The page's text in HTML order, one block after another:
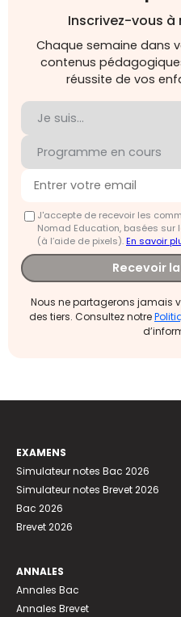
Inscrivez-vous
Chaque semaine dans
contenus
réussite de vos
J'accepte de recevoir les
Nomad Education, basées
(à l’aide de pixels).En savoir
Recevoir
Nous ne partagerons jamais
des tiers. Consultez notre
EXAMENS
Simulateur notes Bac 2026
Simulateur notes Brevet 2026
Bac 2026
Brevet 2026
ANNALES
Annales Bac
Annales Brevet